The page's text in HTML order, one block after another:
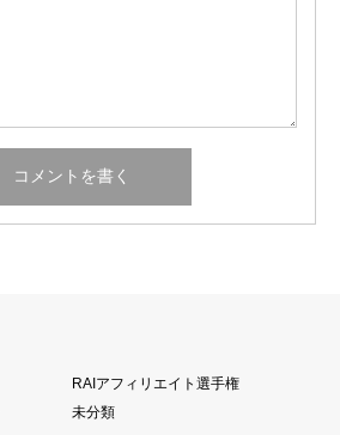
RAIアフィリエイト選手権
未分類